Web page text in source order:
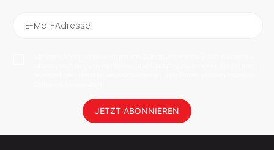
E-Mail-Adresse
JETZT ABONNIEREN